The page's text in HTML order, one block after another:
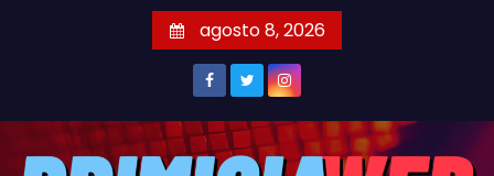
agosto 8, 2026